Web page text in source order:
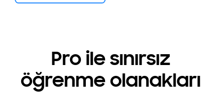
Pro ile sınırsız
öğrenme olanakları